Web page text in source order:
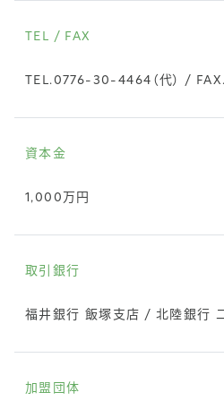
TEL / FAX
TEL.0776-30-4464 （代） /
資本金
1,000万円
取引銀行
福井銀行 飯塚支店 / 北陸銀行
加盟団体